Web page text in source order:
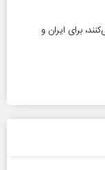
برای ایران و